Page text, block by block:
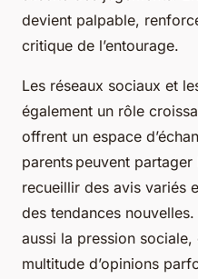
devient palpable,
critique de l’entourage.
Les réseaux sociaux et
également un rôle
offrent un espace
parents peuvent
recueillir des avis variés
des tendances
aussi la pression
multitude d’opinions